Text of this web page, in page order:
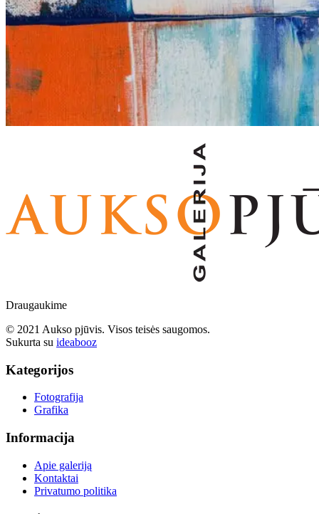
Draugaukime
© 2021 Aukso pjūvis. Visos teisės saugomos.
Sukurta su ideabooz
Kategorijos
Fotografija
Grafika
Informacija
Apie galeriją
Kontaktai
Privatumo politika